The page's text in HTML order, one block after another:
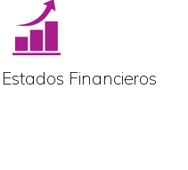
Financieros